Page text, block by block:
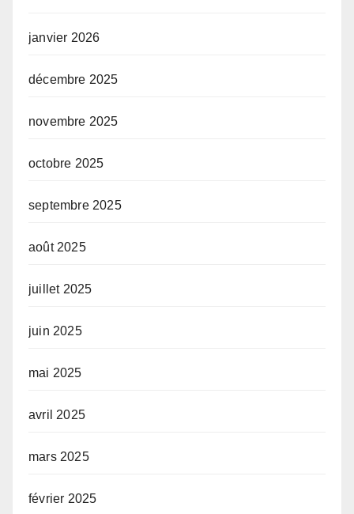
janvier 2026
décembre 2025
novembre 2025
octobre 2025
septembre 2025
août 2025
juillet 2025
juin 2025
mai 2025
avril 2025
mars 2025
février 2025